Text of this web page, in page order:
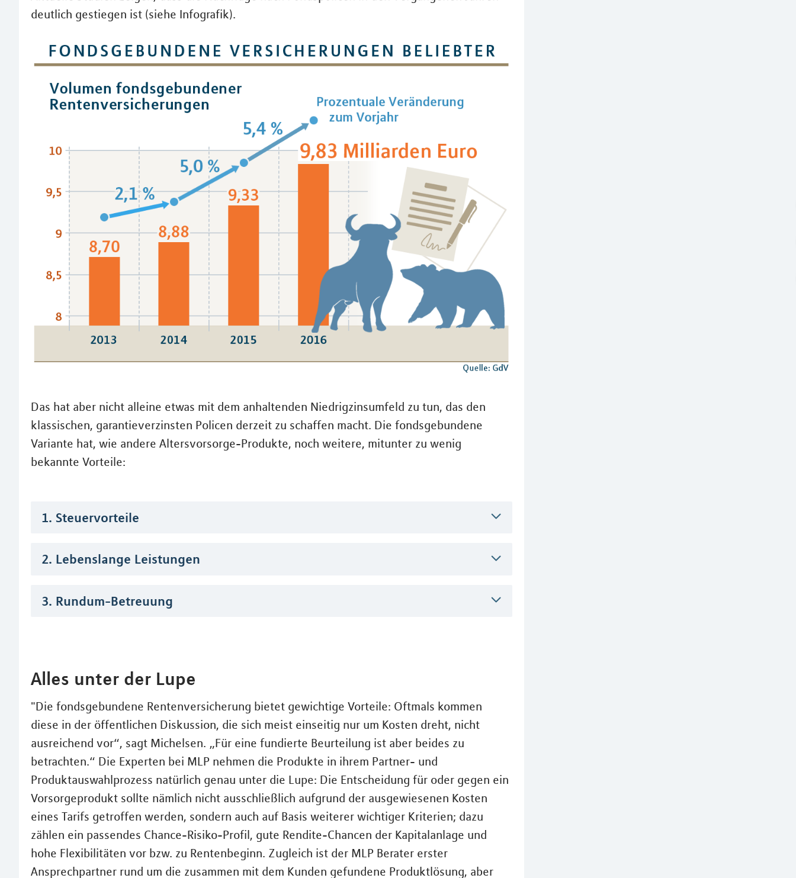
deutlich gestiegen ist (siehe Infografik).
Das hat aber nicht alleine etwas mit dem anhaltenden Niedrigzinsumfeld zu tun, das den
klassischen, garantieverzinsten Policen derzeit zu schaffen macht. Die fondsgebundene
Variante hat, wie andere Altersvorsorge-Produkte, noch weitere, mitunter zu wenig
bekannte Vorteile:
1. Steuervorteile
2. Lebenslange Leistungen
3. Rundum-Betreuung
Alles unter der Lupe
"Die fondsgebundene Rentenversicherung bietet gewichtige Vorteile: Oftmals kommen
diese in der öffentlichen Diskussion, die sich meist einseitig nur um Kosten dreht, nicht
ausreichend vor“, sagt Michelsen. „Für eine fundierte Beurteilung ist aber beides zu
betrachten.“ Die Experten bei MLP nehmen die Produkte in ihrem Partner- und
Produktauswahlprozess natürlich genau unter die Lupe: Die Entscheidung für oder gegen ein
Vorsorgeprodukt sollte nämlich nicht ausschließlich aufgrund der ausgewiesenen Kosten
eines Tarifs getroffen werden, sondern auch auf Basis weiterer wichtiger Kriterien; dazu
zählen ein passendes Chance-Risiko-Profil, gute Rendite-Chancen der Kapitalanlage und
hohe Flexibilitäten vor bzw. zu Rentenbeginn. Zugleich ist der MLP Berater erster
Ansprechpartner rund um die zusammen mit dem Kunden gefundene Produktlösung, aber